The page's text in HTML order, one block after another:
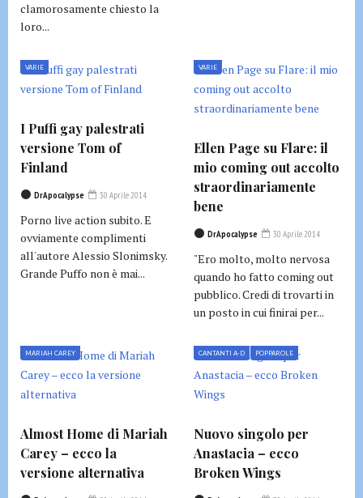
clamorosamente chiesto la
loro...
VARIE
I Puffi gay palestrati
versione Tom of
Finland
DrApocalypse 30 Aprile 2014
Porno live action subito. E
ovviamente complimenti
all'autore Alessio Slonimsky.
Grande Puffo non è mai...
VARIE
Ellen Page su Flare: il
mio coming out accolto
straordinariamente
bene
DrApocalypse 30 Aprile 2014
"Ero molto, molto nervosa
quando ho fatto coming out
pubblico. Credi di trovarti in
un posto in cui finirai per...
MARIAH CAREY
Almost Home di Mariah
Carey – ecco la
versione alternativa
CANTANTI A-D POPPAROLE
Nuovo singolo per
Anastacia – ecco
Broken Wings